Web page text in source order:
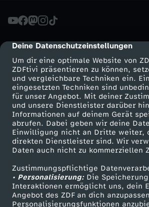
cmp-dialog-description
Deine Datenschutzeinstellungen
Um dir eine optimale Website von
ZDFtivi präsentieren zu können,
und vergleichbare Techniken ein.
eingesetzten Techniken sind
für unser Angebot. Mit deiner
und unsere Dienstleister darüber
Informationen auf deinem Gerät
abrufen. Dabei geben wir deine
Einwilligung nicht an Dritte weiter,
direkten Dienstleister sind. Wir
Daten auch nicht zu kommerziellen
Zustimmungspflichtige
• Personalisierung:Die
Interaktionen ermöglicht uns, dein
Angebot des ZDF an dich
Personalisierungsfunktionen
e
b
e
r
i
c
h
t
Mehr ZDF
ZDF-Apps
Smart TV
ZDFtext
Livestreams
Sendungen A-Z
TV-Programm
Service
Kontakt
Tickets
Hilfe